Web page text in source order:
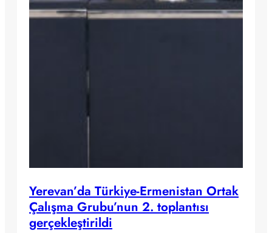
Yerevan’da Türkiye-Ermenistan Ortak
Çalışma Grubu’nun 2. toplantısı
gerçekleştirildi